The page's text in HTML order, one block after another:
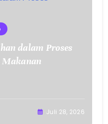
dalam Proses
Makanan
Juli 28, 2026